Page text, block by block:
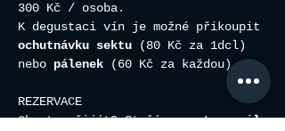
300 Kč / osoba.
K degustaci vín je možné přikoupit
ochutnávku sektu (80 Kč za 1dcl)
nebo pálenek (60 Kč za každou).
REZERVACE
Chcete přijít? Stačí napsat e-mail